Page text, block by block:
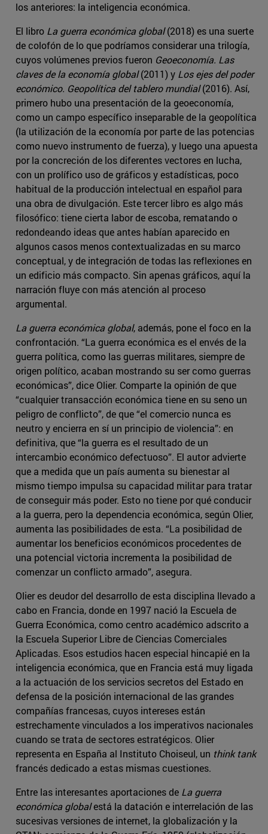
los anteriores: la inteligencia económica.
El libro La guerra económica global(2018) es una suerte
de colofón de lo que podríamos considerar una trilogía,
cuyos volúmenes previos fueron Geoeconomía. Las
claves de la economía global(2011) y Los ejes del poder
económico. Geopolítica del tablero mundial(2016). Así,
primero hubo una presentación de la geoeconomía,
como un campo específico inseparable de la geopolítica
(la utilización de la economía por parte de las potencias
como nuevo instrumento de fuerza), y luego una apuesta
por la concreción de los diferentes vectores en lucha,
con un prolífico uso de gráficos y estadísticas, poco
habitual de la producción intelectual en español para
una obra de divulgación. Este tercer libro es algo más
filosófico: tiene cierta labor de escoba, rematando o
redondeando ideas que antes habían aparecido en
algunos casos menos contextualizadas en su marco
conceptual, y de integración de todas las reflexiones en
un edificio más compacto. Sin apenas gráficos, aquí la
narración fluye con más atención al proceso
argumental.
La guerra económica global, además, pone el foco en la
confrontación. “La guerra económica es el envés de la
guerra política, como las guerras militares, siempre de
origen político, acaban mostrando su ser como guerras
económicas”, dice Olier. Comparte la opinión de que
“cualquier transacción económica tiene en su seno un
peligro de conflicto”, de que “el comercio nunca es
neutro y encierra en sí un principio de violencia”: en
definitiva, que “la guerra es el resultado de un
intercambio económico defectuoso”. El autor advierte
que a medida que un país aumenta su bienestar al
mismo tiempo impulsa su capacidad militar para tratar
de conseguir más poder. Esto no tiene por qué conducir
a la guerra, pero la dependencia económica, según Olier,
aumenta las posibilidades de esta. “La posibilidad de
aumentar los beneficios económicos procedentes de
una potencial victoria incrementa la posibilidad de
comenzar un conflicto armado”, asegura.
Olier es deudor del desarrollo de esta disciplina llevado a
cabo en Francia, donde en 1997 nació la Escuela de
Guerra Económica, como centro académico adscrito a
la Escuela Superior Libre de Ciencias Comerciales
Aplicadas. Esos estudios hacen especial hincapié en la
inteligencia económica, que en Francia está muy ligada
a la actuación de los servicios secretos del Estado en
defensa de la posición internacional de las grandes
compañías francesas, cuyos intereses están
estrechamente vinculados a los imperativos nacionales
cuando se trata de sectores estratégicos. Olier
representa en España al Instituto Choiseul, un think tank
francés dedicado a estas mismas cuestiones.
Entre las interesantes aportaciones de La guerra
económica globalestá la datación e interrelación de las
sucesivas versiones de internet, la globalización y la